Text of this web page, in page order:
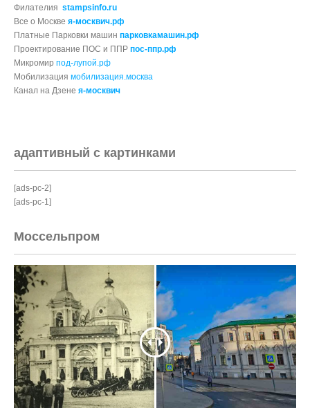
Филателия stampsinfo.ru
Все о Москве я-москвич.рф
Платные Парковки машин парковкамашин.рф
Проектирование ПОС и ППР пос-ппр.рф
Микромир под-лупой.рф
Мобилизация мобилизация.москва
Канал на Дзене я-москвич
адаптивный с картинками
[ads-pc-2]
[ads-pc-1]
Моссельпром